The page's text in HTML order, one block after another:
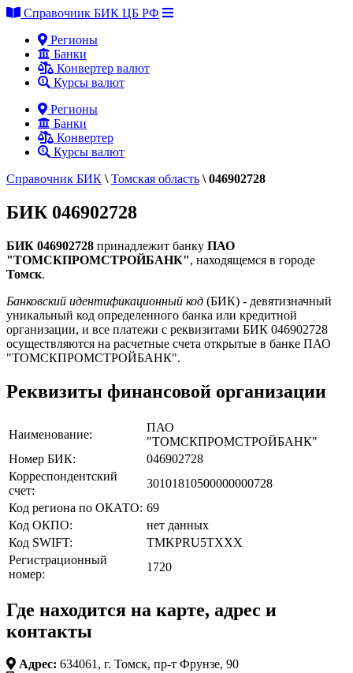
Справочник БИК ЦБ РФ
Регионы
Банки
Конвертер валют
Курсы валют
Регионы
Банки
Конвертер
Курсы валют
Справочник БИК \ Томская область \ 046902728
БИК 046902728
БИК 046902728 принадлежит банку ПАО
"ТОМСКПРОМСТРОЙБАНК", находящемся в городе
Томск.
Банковский идентификационный код (БИК) - девятизначный
уникальный код определенного банка или кредитной
организации, и все платежи с реквизитами БИК 046902728
осуществляются на расчетные счета открытые в банке ПАО
"ТОМСКПРОМСТРОЙБАНК".
Реквизиты финансовой организации
Наименование:
ПАО
"ТОМСКПРОМСТРОЙБАНК"
Номер БИК:
046902728
Корреспондентский
счет:
30101810500000000728
Код региона по ОКАТО: 69
Код ОКПО:
нет данных
Код SWIFT:
TMKPRU5TXXX
Регистрационный
номер:
1720
Где находится на карте, адрес и
контакты
Адрес: 634061, г. Томск, пр-т Фрунзе, 90